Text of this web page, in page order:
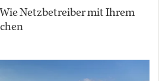
Netzbetreiber mit Ihrem